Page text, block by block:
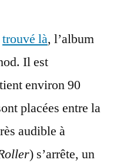
trouvé là, l’album
Il est
environ 90
placées entre la
audible à
) s’arrête, un